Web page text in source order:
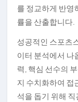
를 정교하게 반영
률을 산출합니다.
성공적인 스포츠
이터 분석에서 나
력, 핵심 선수의
지 수치화하여 접
석을 돕기 위해